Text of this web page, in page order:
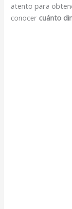
atento para
conocer cuánto